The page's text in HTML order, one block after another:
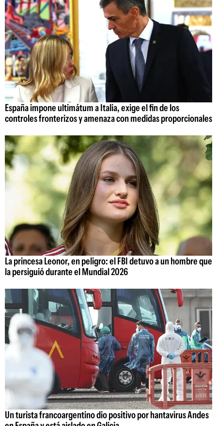
España impone ultimátum a Italia, exige el fin de los
controles fronterizos y amenaza con medidas proporcionales
La princesa Leonor, en peligro: el FBI detuvo a un hombre que
la persiguió durante el Mundial 2026
Un turista francoargentino dio positivo por hantavirus Andes